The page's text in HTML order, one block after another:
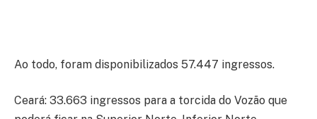
Ao todo, foram disponibilizados 57.447 ingressos.
Ceará: 33.663 ingressos para a torcida do Vozão que